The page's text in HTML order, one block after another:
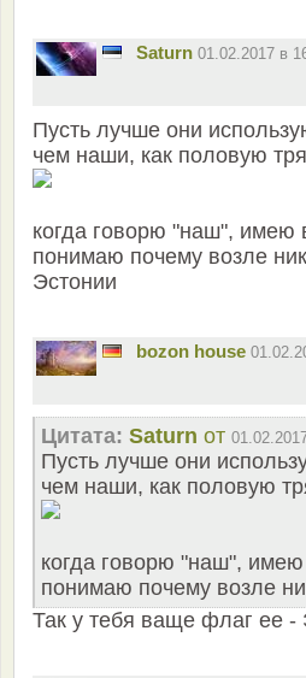
Saturn 01.02.2017 в
Пусть лучше они
чем наши, как половую
когда говорю "наш", имею
понимаю почему возле
Эстонии
bozon house
Цитата: Saturn от
Пусть лучше они
чем наши, как половую
когда говорю "наш", имею
понимаю почему возле
Так у тебя ваще флаг ее -